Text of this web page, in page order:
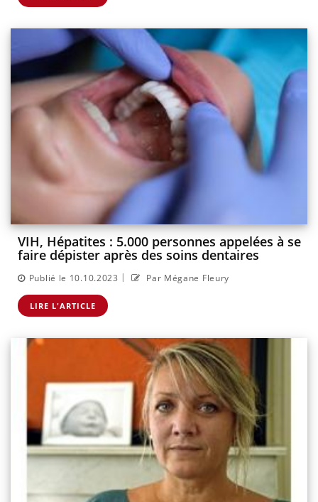
VIH, Hépatites : 5.000 personnes appelées à se
faire dépister après des soins dentaires
Publié le 10.10.2023 | Par Mégane Fleury
LIRE L'ARTICLE